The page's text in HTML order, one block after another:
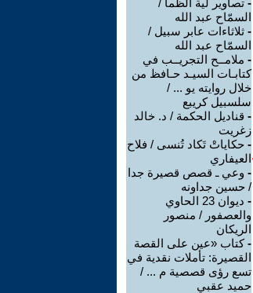
- تصاوير لية الظمأ /
السمّاح عبد الله
- ثلاثاءات عابر سبيل /
السمّاح عبد الله
- ملامــح التجريــب في
كتابـات السيـد حـافظ من
خلال روايته يو ... /
سلسبيل كريبع
- قناديل الحكمة / د. خالد
زغريت
- حكاياتْ تَكاد تُنسى / فلاح
العيفاري
- وعي ـ قصص قصيرة جدا
/ حسين جداونه
-
ديوان 23 الحاوي
والعصفور / منصور
الريكان
-كتاب «عين على القصة
القصيرة: تأملات نقدية في
تسع رؤى قصصية م ... /
حميد عقبي